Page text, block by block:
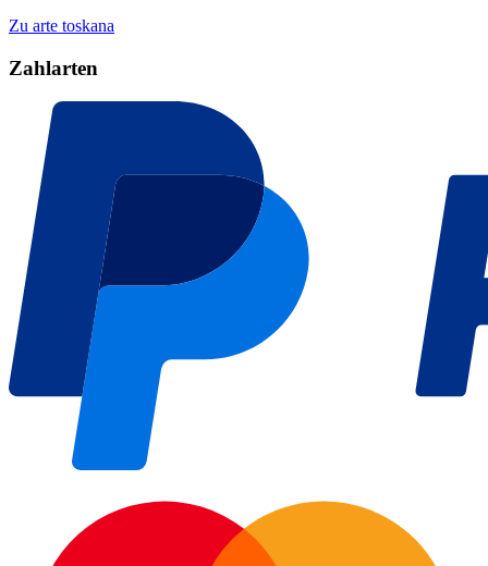
Zu arte toskana
Zahlarten